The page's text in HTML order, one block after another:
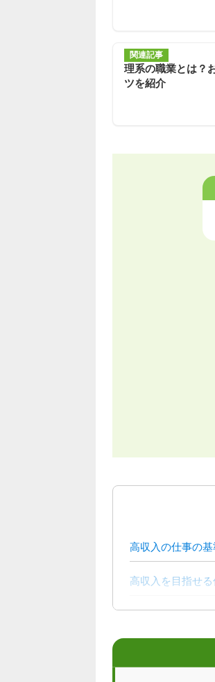
関連記事
理系の職業とは？
ツを紹介
高収入の仕事の基
高収入を目指せ